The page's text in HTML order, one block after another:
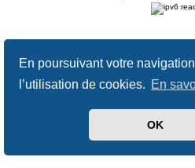
En poursuivant votre
l’utilisation de cookies. En
OK